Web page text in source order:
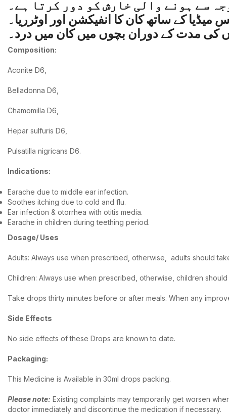
سے ہونے والی خارش کو دور کرتا ہے۔
میڈیا کے ساتھ کان کا انفیکشن اور اوٹرریا۔
کی مدت کے دوران بچوں میں کان میں درد۔
Composition:
Aconite D6,
Belladonna D6,
Chamomilla D6,
Hepar sulfuris D6,
Pulsatilla nigricans D6.
Indications:
Earache due to middle ear infection.
Soothes itching due to cold and flu.
Ear infection & otorrhea with otitis media.
Earache in children during teething period.
Dosage/ Uses
Adults: Always use when prescribed, otherwise, adults should
Children: Always use when prescribed, otherwise, children
Take drops thirty minutes before or after meals. When any
Side Effects
No side effects of these Drops are known to date.
Packaging:
This Medicine is Available in 30ml drops packing.
Please note: Existing complaints may temporarily get worsen
doctor immediately and discontinue the medication if necessary.